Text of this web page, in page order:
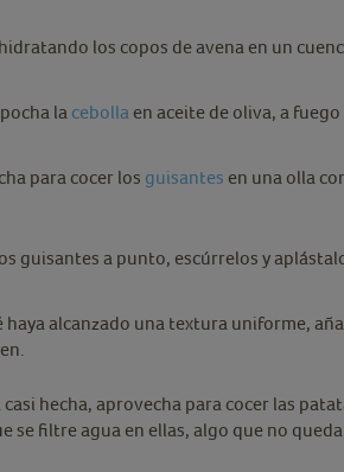
los copos de avena en un
la cebolla en aceite de oliva, a
para cocer los guisantes en una olla
guisantes a punto, escúrrelos y
haya alcanzado una textura uniforme,
casi hecha, aprovecha para cocer las
se filtre agua en ellas, algo que no